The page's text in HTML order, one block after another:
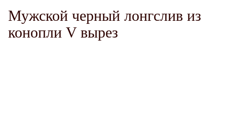
Мужской черный лонгслив из
конопли V вырез